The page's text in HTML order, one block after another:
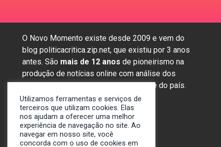
O Novo Momento existe desde 2009 e vem do
blog politicacritica.zip.net, que existiu por 3 anos
antes. São mais de 12 anos de pioneirismo na
produção de notícias online com análise dos
assuntos mais importantes da região e do país.
Sobre nós
Anunciar
Contato
Utilizamos ferramentas e serviços de
terceiros que utilizam cookies. Elas
nos ajudam a oferecer uma melhor
experiência de navegação no site. Ao
navegar em nosso site, você
concorda com o uso de cookies em